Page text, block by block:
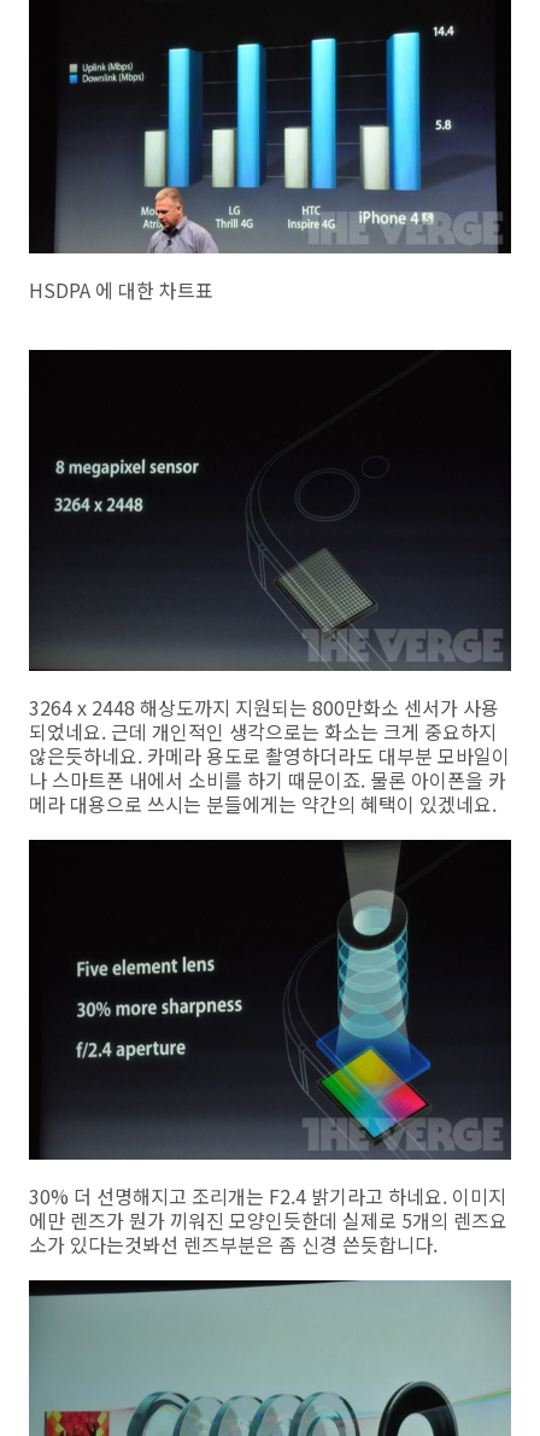
HSDPA 에 대한 차트표
3264 x 2448 해상도까지 지원되는 800만화소 센서가 사용
되었네요. 근데 개인적인 생각으로는 화소는 크게 중요하지
않은듯하네요. 카메라 용도로 촬영하더라도 대부분 모바일이
나 스마트폰 내에서 소비를 하기 때문이죠. 물론 아이폰을 카
메라 대용으로 쓰시는 분들에게는 약간의 혜택이 있겠네요.
30% 더 선명해지고 조리개는 F2.4 밝기라고 하네요. 이미지
에만 렌즈가 뭔가 끼워진 모양인듯한데 실제로 5개의 렌즈요
소가 있다는것봐선 렌즈부분은 좀 신경 쓴듯합니다.